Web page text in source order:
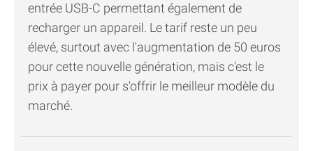
entrée USB-C permettant également de
recharger un appareil. Le tarif reste un peu
élevé, surtout avec l'augmentation de 50 euros
pour cette nouvelle génération, mais c'est le
prix à payer pour s'offrir le meilleur modèle du
marché.